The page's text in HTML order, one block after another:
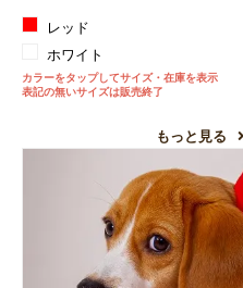
レッド
ホワイト
カラーをタップしてサイズ・在庫を表示
表記の無いサイズは販売終了
もっと見る